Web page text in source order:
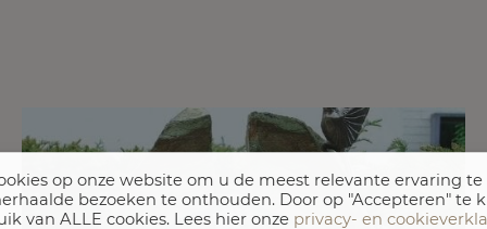
op onze website om u de meest relevante ervaring
bezoeken te onthouden. Door op "Accepteren" te
van ALLE cookies. Lees hier onze privacy- en